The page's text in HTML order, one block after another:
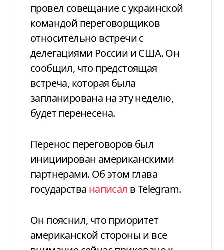
провел совещание с украинской
командой переговорщиков
относительно встречи с
делегациями России и США. Он
сообщил, что предстоящая
встреча, которая была
запланирована на эту неделю,
будет перенесена.
Перенос переговоров был
инициирован американскими
партнерами. Об этом глава
государства написал в Telegram.
Он пояснил, что приоритет
американской стороны и все